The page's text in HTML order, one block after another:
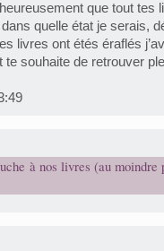
que tout tes
quelle état je serais,
livres ont étés éraflés
souhaite de retrouver
à nos livres (au moindre